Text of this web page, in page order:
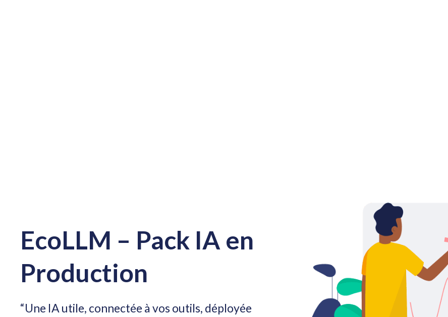
EcoLLM – Pack IA en
Production
“Une IA utile, connectée à vos outils, déployée